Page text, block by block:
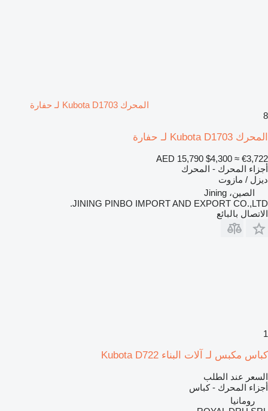
المحرك Kubota D1703 لـ حفارة
8
المحرك Kubota D1703 لـ حفارة
AED 15,790 $4,300 ≈ €3,722
أجزاء المحرك - المحرك
ديزل / مازوت
الصين، Jining
JINING PINBO IMPORT AND EXPORT CO.,LTD.
الاتصال بالبائع
1
كباس مكبس لـ آلات البناء Kubota D722
السعر عند الطلب
أجزاء المحرك - كباس
رومانيا